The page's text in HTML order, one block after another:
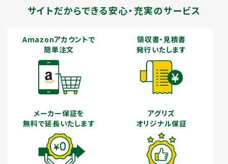
サイトだからできる安心・充実のサービス
Amazonアカウントで
簡単注文
領収書・見積書
発行いたします
メーカー保証を
無料で延長いたします
アグリズ
オリジナル保証